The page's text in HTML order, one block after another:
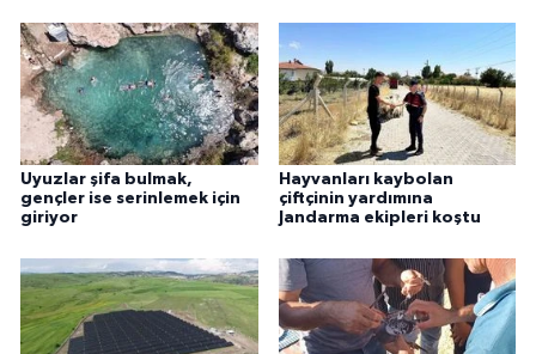
Uyuzlar şifa bulmak,
gençler ise serinlemek için
giriyor
Hayvanları kaybolan
çiftçinin yardımına
Jandarma ekipleri koştu